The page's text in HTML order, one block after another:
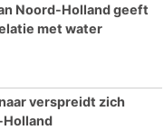
Noord-Holland geeft
met water
verspreidt zich